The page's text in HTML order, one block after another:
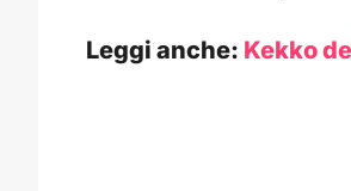
Leggi anche: Kekko